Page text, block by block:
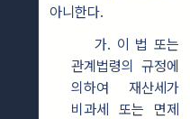
아니한다.
가. 이 법 또는
관계법령의 규정에
의하여 재산세가
비과세 또는 면제